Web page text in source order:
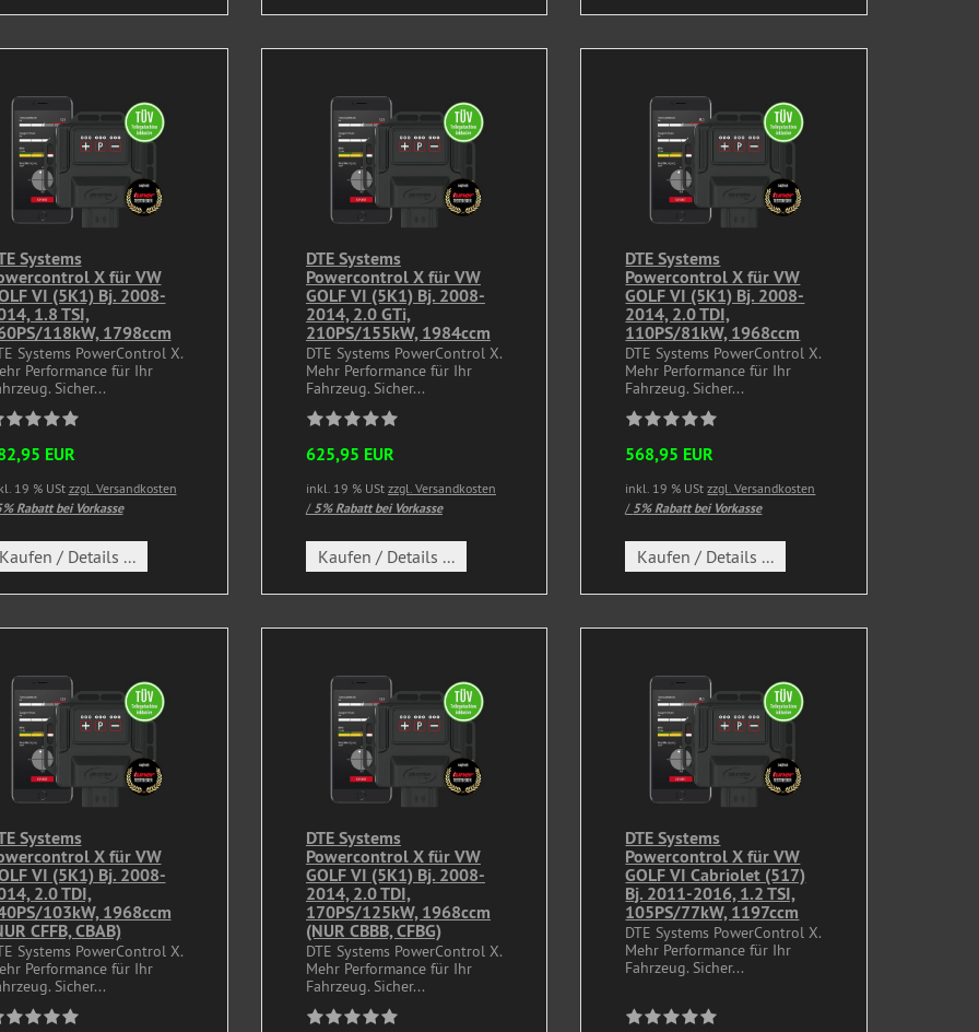
Systems
X für VW
VI (5K1) Bj. 2008-
1.8 TSI,
118kW, 1798ccm
Systems PowerControl X.
Performance für Ihr
Sicher...
EUR
19 % USt zzgl. Versandkosten
Rabatt bei Vorkasse
Kaufen / Details ...
DTE Systems
Powercontrol X für VW
GOLF VI (5K1) Bj. 2008-
2014, 2.0 GTi,
210PS/155kW, 1984ccm
DTE Systems PowerControl X.
Mehr Performance für Ihr
Fahrzeug. Sicher...
625,95 EUR
inkl. 19 % USt zzgl. Versandkosten
/ 5% Rabatt bei Vorkasse
Kaufen / Details ...
DTE Systems
Powercontrol X für VW
GOLF VI (5K1) Bj. 2008-
2014, 2.0 TDI,
110PS/81kW, 1968ccm
DTE Systems PowerControl X.
Mehr Performance für Ihr
Fahrzeug. Sicher...
568,95 EUR
inkl. 19 % UStzzgl. Versandkosten
/ 5% Rabatt bei Vorkasse
Kaufen / Details ...
Systems
X für VW
VI (5K1) Bj. 2008-
2.0 TDI,
103kW, 1968ccm
CFFB, CBAB)
Systems PowerControl X.
Performance für Ihr
Sicher...
DTE Systems
Powercontrol X für VW
GOLF VI (5K1) Bj. 2008-
2014, 2.0 TDI,
170PS/125kW, 1968ccm
(NUR CBBB, CFBG)
DTE Systems PowerControl X.
Mehr Performance für Ihr
Fahrzeug. Sicher...
DTE Systems
Powercontrol X für VW
GOLF VI Cabriolet (517)
Bj. 2011-2016, 1.2 TSI,
105PS/77kW, 1197ccm
DTE Systems PowerControl X.
Mehr Performance für Ihr
Fahrzeug. Sicher...